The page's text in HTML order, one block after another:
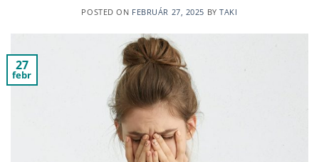
POSTED ON FEBRUÁR 27, 2025 BYTAKI
27
febr